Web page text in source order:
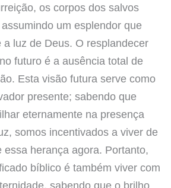
os corpos dos salvos
um esplendor que
a luz de Deus. O resplandecer
futuro é a ausência total de
Esta visão futura serve como
presente; sabendo que
eternamente na presença
somos incentivados a viver de
essa herança agora. Portanto,
bíblico é também viver com
sabendo que o brilho